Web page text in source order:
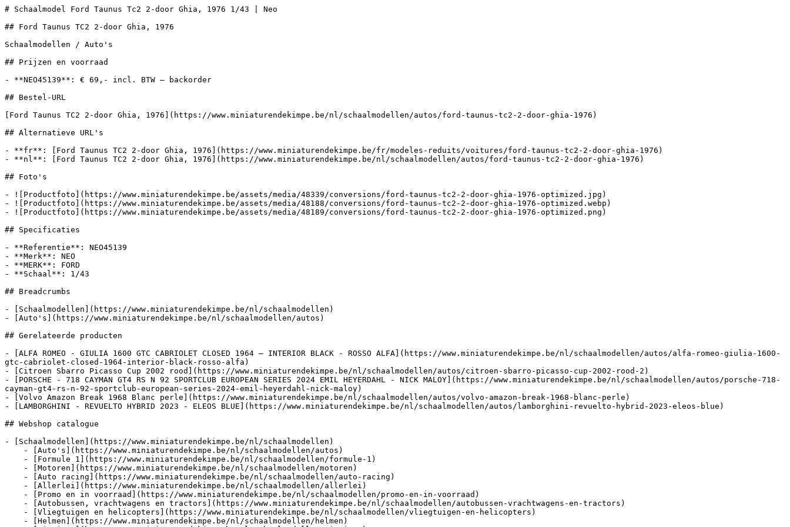
# Schaalmodel Ford Taunus Tc2 2-door Ghia, 1976 1/43 | Neo
## Ford Taunus TC2 2-door Ghia, 1976
Schaalmodellen / Auto's
## Prijzen en voorraad
- **NEO45139**: € 69,- incl. BTW — backorder
## Bestel-URL
[Ford Taunus TC2 2-door Ghia, 1976](https://www.miniaturendekimpe.be/nl/schaalmodellen/autos/ford-taunus-tc2-2-door-ghia-1976)
## Alternatieve URL's
- **fr**: [Ford Taunus TC2 2-door Ghia, 1976](https://www.miniaturendekimpe.be/fr/modeles-reduits/voitures/ford-taunus-tc2-2-door-ghia-1976)
- **nl**: [Ford Taunus TC2 2-door Ghia, 1976](https://www.miniaturendekimpe.be/nl/schaalmodellen/autos/ford-taunus-tc2-2-door-ghia-1976)
## Foto's
- ![Productfoto](https://www.miniaturendekimpe.be/assets/media/48339/conversions/ford-taunus-tc2-2-door-ghia-1976-optimized.jpg)
- ![Productfoto](https://www.miniaturendekimpe.be/assets/media/48188/conversions/ford-taunus-tc2-2-door-ghia-1976-optimized.webp)
- ![Productfoto](https://www.miniaturendekimpe.be/assets/media/48189/conversions/ford-taunus-tc2-2-door-ghia-1976-optimized.png)
## Specificaties
- **Referentie**: NEO45139
- **Merk**: NEO
- **MERK**: FORD
- **Schaal**: 1/43
## Breadcrumbs
- [Schaalmodellen](https://www.miniaturendekimpe.be/nl/schaalmodellen)
- [Auto's](https://www.miniaturendekimpe.be/nl/schaalmodellen/autos)
## Gerelateerde producten
- [ALFA ROMEO - GIULIA 1600 GTC CABRIOLET CLOSED 1964 – INTERIOR BLACK - ROSSO ALFA](https://www.miniaturendekimpe.be/nl/schaalmodellen/autos/alfa-romeo-giulia-1600-
gtc-cabriolet-closed-1964-interior-black-rosso-alfa)
- [Citroen Sbarro Picasso Cup 2002 rood](https://www.miniaturendekimpe.be/nl/schaalmodellen/autos/citroen-sbarro-picasso-cup-2002-rood-2)
- [PORSCHE - 718 CAYMAN GT4 RS N 92 SPORTCLUB EUROPEAN SERIES 2024 EMIL HEYERDAHL - NICK MALOY](https://www.miniaturendekimpe.be/nl/schaalmodellen/autos/porsche-718-
cayman-gt4-rs-n-92-sportclub-european-series-2024-emil-heyerdahl-nick-maloy)
- [Volvo Amazon Break 1968 Blanc perle](https://www.miniaturendekimpe.be/nl/schaalmodellen/autos/volvo-amazon-break-1968-blanc-perle)
- [LAMBORGHINI - REVUELTO HYBRID 2023 - ELEOS BLUE](https://www.miniaturendekimpe.be/nl/schaalmodellen/autos/lamborghini-revuelto-hybrid-2023-eleos-blue)
## Webshop catalogue
- [Schaalmodellen](https://www.miniaturendekimpe.be/nl/schaalmodellen)